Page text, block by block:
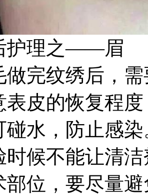
护理之——眉
做完纹绣后，
表皮的恢复程
碰水，防止感
时候不能让清
部位，要尽量